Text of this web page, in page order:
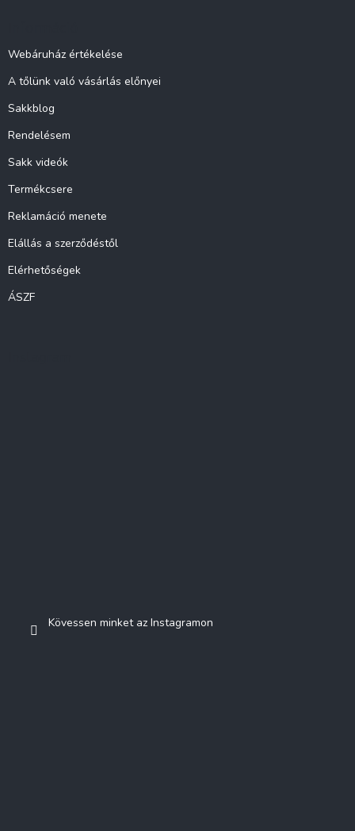
Webáruház értékelése
A tőlünk való vásárlás előnyei
Sakkblog
Rendelésem
Sakk videók
Termékcsere
Reklamáció menete
Elállás a szerződéstől
Elérhetőségek
ÁSZF
Kövessen minket az Instagramon